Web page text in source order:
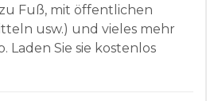
Fuß, mit öffentlichen
usw.) und vieles mehr
Laden Sie sie kostenlos